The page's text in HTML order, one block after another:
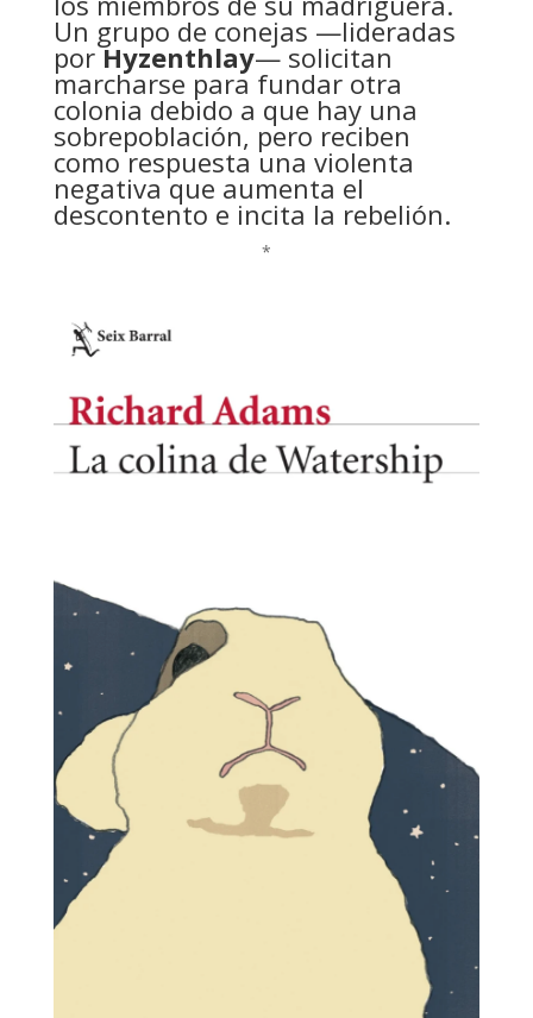
Un grupo de conejas —lideradas
porHyzenthlay— solicitan
marcharse para fundar otra
colonia debido a que hay una
sobrepoblación, pero reciben
como respuesta una violenta
negativa que aumenta el
descontento e incita la rebelión.
*